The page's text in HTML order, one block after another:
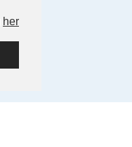
her